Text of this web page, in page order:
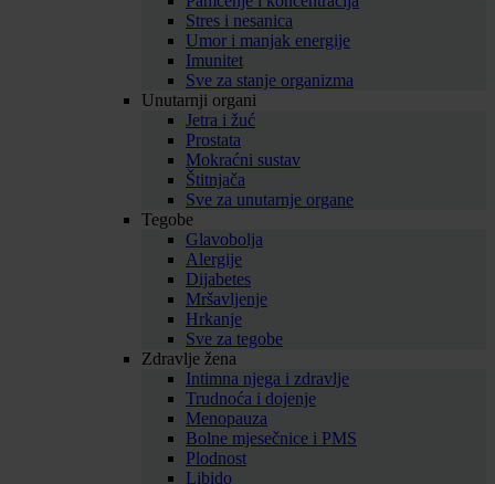
Stres i nesanica
Umor i manjak energije
Imunitet
Sve za stanje organizma
Unutarnji organi
Jetra i žuć
Prostata
Mokraćni sustav
Štitnjača
Sve za unutarnje organe
Tegobe
Glavobolja
Alergije
Dijabetes
Mršavljenje
Hrkanje
Sve za tegobe
Zdravlje žena
Intimna njega i zdravlje
Trudnoća i dojenje
Menopauza
Bolne mjesečnice i PMS
Plodnost
Libido